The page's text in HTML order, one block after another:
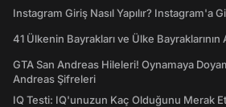
Instagram Giriş Nasıl Yapılır? Instagram'a
41 Ülkenin Bayrakları ve Ülke Bayraklarının
GTA San Andreas Hileleri! Oynamaya
Andreas Şifreleri
IQ Testi: IQ'unuzun Kaç Olduğunu Merak